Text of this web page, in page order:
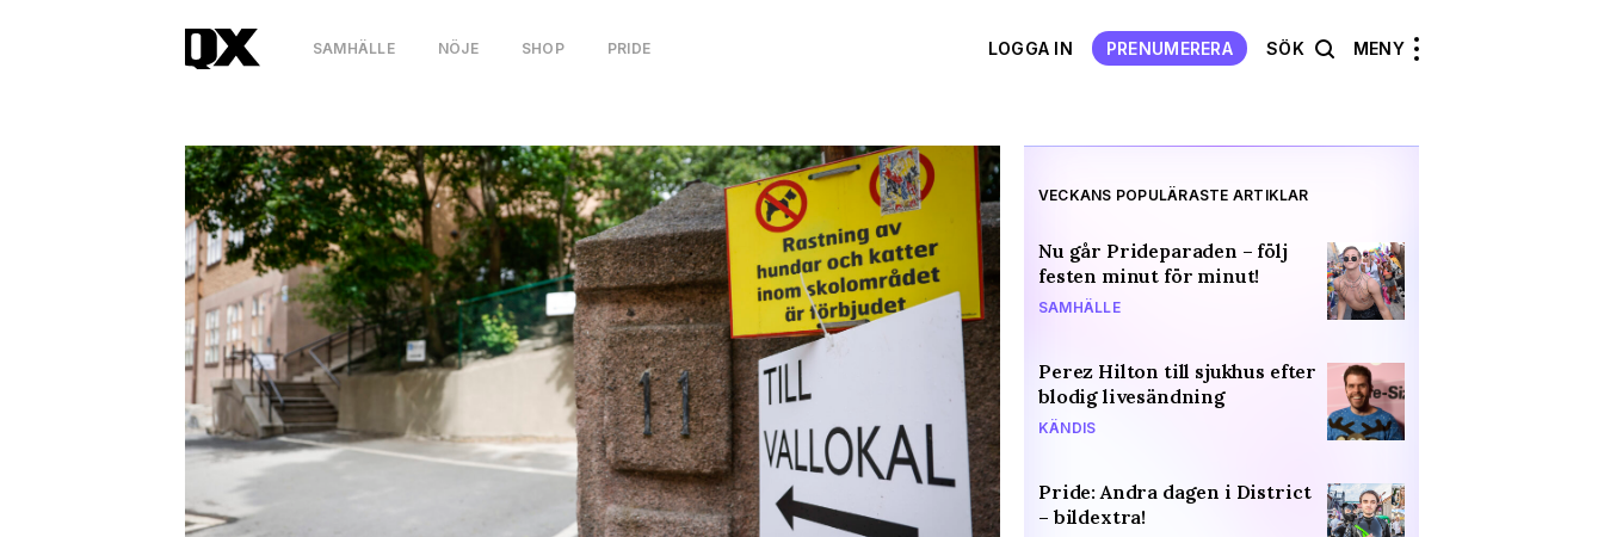
SAMHÄLLE NÖJE SHOP PRIDE LOGGA IN PRENUMERERA SÖK MENY
VECKANS POPULÄRASTE ARTIKLAR
Nu går Prideparaden – följ
festen minut för minut!
SAMHÄLLE
Perez Hilton till sjukhus efter
blodig livesändning
KÄNDIS
Pride: Andra dagen i District
– bildextra!